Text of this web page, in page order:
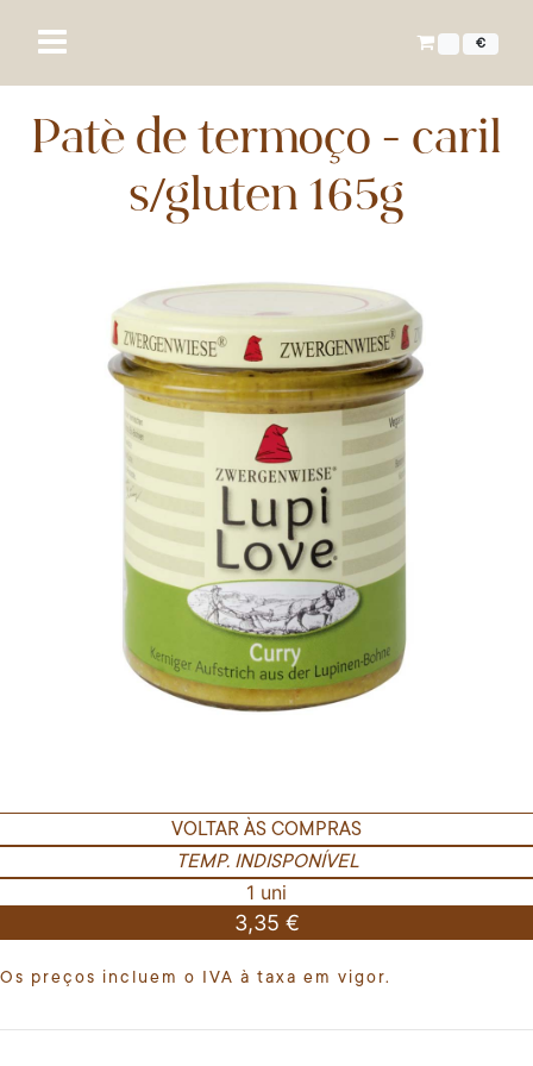
€
Paté de termoço - caril
s/gluten 165g
VOLTAR ÀS COMPRAS
TEMP. INDISPONÍVEL
1 uni
3,35 €
Os preços incluem o IVA à taxa em vigor.